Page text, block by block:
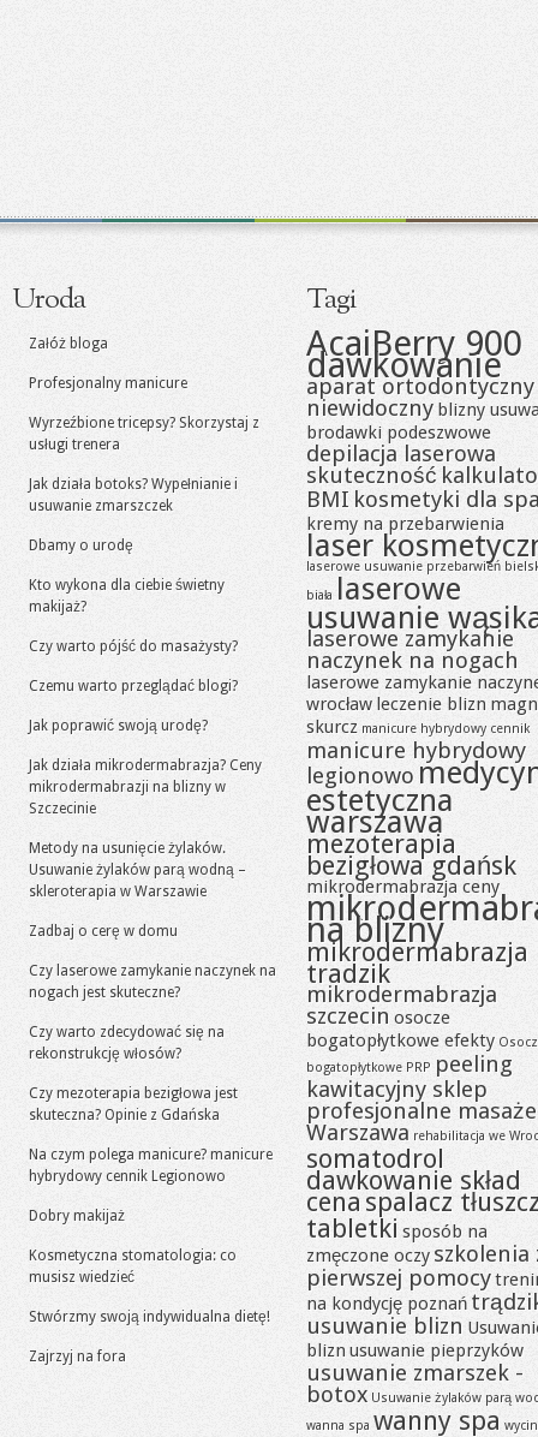
Uroda
Załóż bloga
Profesjonalny manicure
Wyrzeźbione tricepsy? Skorzystaj z
usługi trenera
Jak działa botoks? Wypełnianie i
usuwanie zmarszczek
Dbamy o urodę
Kto wykona dla ciebie świetny
makijaż?
Czy warto pójść do masażysty?
Czemu warto przeglądać blogi?
Jak poprawić swoją urodę?
Jak działa mikrodermabrazja? Ceny
mikrodermabrazji na blizny w
Szczecinie
Metody na usunięcie żylaków.
Usuwanie żylaków parą wodną –
skleroterapia w Warszawie
Zadbaj o cerę w domu
Czy laserowe zamykanie naczynek na
nogach jest skuteczne?
Czy warto zdecydować się na
rekonstrukcję włosów?
Czy mezoterapia bezigłowa jest
skuteczna? Opinie z Gdańska
Na czym polega manicure? manicure
hybrydowy cennik Legionowo
Dobry makijaż
Kosmetyczna stomatologia: co
musisz wiedzieć
Stwórzmy swoją indywidualna dietę!
Zajrzyj na fora
Tagi
AcaiBerry 900
dawkowanie
aparat ortodontyczny
niewidoczny blizny
brodawki podeszwowe
depilacja laserowa
skuteczność
BMI kosmetyki dla
kremy na przebarwienia
laser
laserowe usuwanie przebarwień
biała laserowe
usuwanie
laserowe zamykanie
naczynek na nogach
laserowe zamykanie
wrocław leczenie blizn
skurcz manicure hybrydowy cennik
manicure hybrydowy
legionowo
estetyczna
warszawa
mezoterapia
bezigłowa gdańsk
mikrodermabrazja ceny
na blizny
mikrodermabrazja
tradzik
mikrodermabrazja
szczecin osocze
bogatopłytkowe efekty
bogatopłytkowe PRP peeling
kawitacyjny sklep
profesjonalne masaże
Warszawa rehabilitacja we
somatodrol
dawkowanie skład
cena spalacz
tabletki sposób na
zmęczone oczy szkolenia
pierwszej pomocy
na kondycję poznań
usuwanie blizn
blizn usuwanie pieprzyków
usuwanie zmarszek -
botox Usuwanie żylaków parą
wanna spa wanny spa